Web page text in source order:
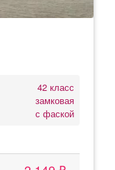
42 класс
замковая
с фаской